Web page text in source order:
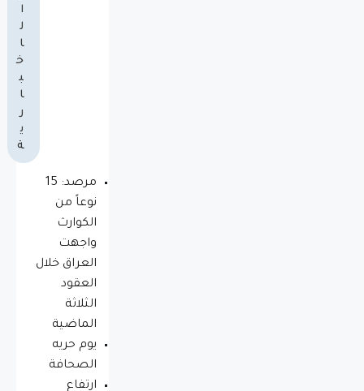
ا
ل
ا
خ
ب
ا
ر
ي
ة
مرصد: 15
نوعاً من
الكوارث
واجهت
العراق خلال
العقود
الثلاثة
الماضية
يوم حريه
الصحافة
ارتفاع